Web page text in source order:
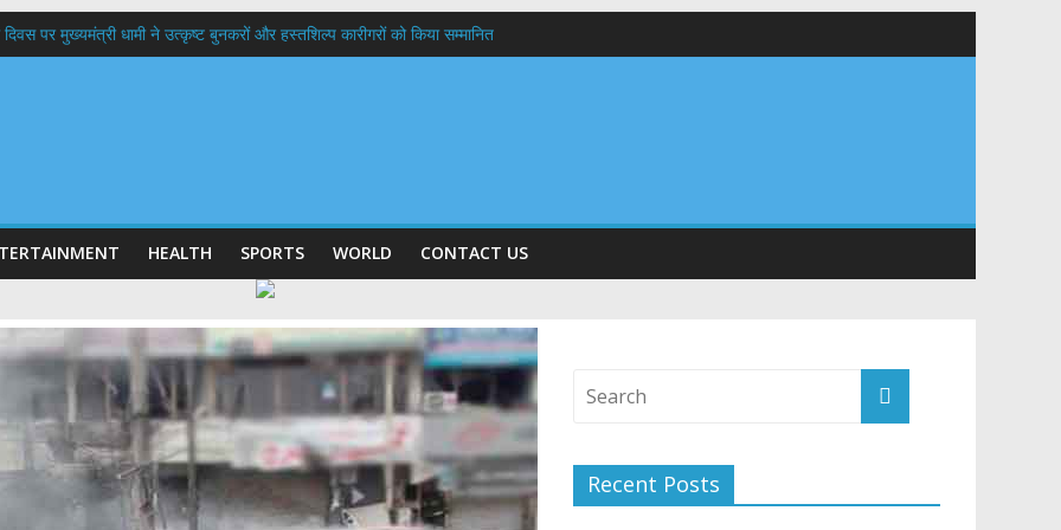
दिवस पर मुख्यमंत्री धामी ने उत्कृष्ट बुनकरों और हस्तशिल्प कारीगरों को किया सम्मानित
फैसला: पशुपालकों को 60% तक सब्सिडी, गंगा एक्सप्रेसवे का हरिद्वार तक होगा विस्तार
HEALTH SPORTS WORLD CONTACT US
Recent Posts